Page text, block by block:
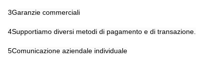
3Garanzie commerciali
4Supportiamo diversi metodi di pagamento e di transazione.
5Comunicazione aziendale individuale